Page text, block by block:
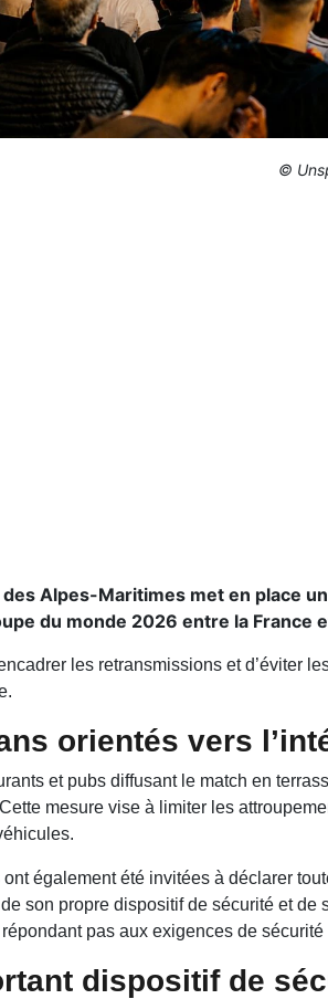
©
Alpes-Maritimes met en place
du monde 2026 entre la France
les retransmissions et d’éviter
orientés vers
et pubs diffusant le match en
mesure vise à limiter les
ont également été invitées à déclarer
son propre dispositif de sécurité et
pas aux exigences de sécurité
dispositif de